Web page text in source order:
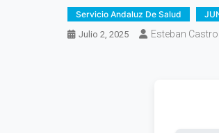
Servicio Andaluz De Salud
Julio 2, 2025
Esteban Castro